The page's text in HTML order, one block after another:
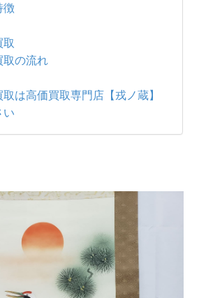
徴
取
取の流れ
は高価買取専門店【戎ノ蔵】
い